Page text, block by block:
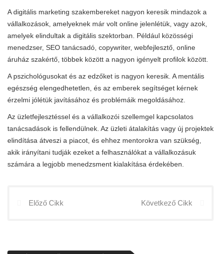
A digitális marketing szakembereket nagyon keresik mindazok a
vállalkozások, amelyeknek már volt online jelenlétük, vagy azok,
amelyek elindultak a digitális szektorban. Például közösségi
menedzser, SEO tanácsadó, copywriter, webfejlesztő, online
áruház szakértő, többek között a nagyon igényelt profilok között.
A pszichológusokat és az edzőket is nagyon keresik. A mentális
egészség elengedhetetlen, és az emberek segítséget kérnek
érzelmi jólétük javításához és problémáik megoldásához.
Az üzletfejlesztéssel és a vállalkozói szellemgel kapcsolatos
tanácsadások is fellendülnek. Az üzleti átalakítás vagy új projektek
elindítása átveszi a piacot, és ehhez mentorokra van szükség,
akik irányítani tudják ezeket a felhasználókat a vállalkozásuk
számára a legjobb menedzsment kialakítása érdekében.
Előző Cikk Következő Cikk